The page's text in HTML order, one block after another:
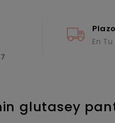
En
glutasey